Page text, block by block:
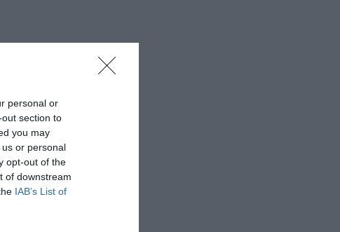
personal or
section to
you may
or personal
opt-out of the
of downstream
IAB’s List of